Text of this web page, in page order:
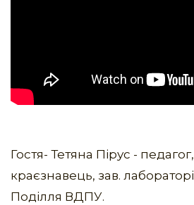
Гостя- Тетяна Пірус -
краєзнавець, зав.
Поділля ВДПУ.